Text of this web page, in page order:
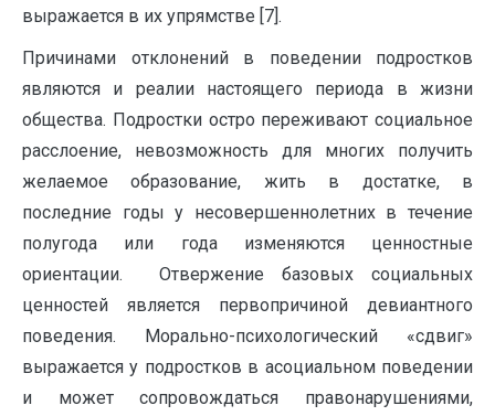
выражается в их упрямстве [7].
Причинами отклонений в поведении подростков
являются и реалии настоящего периода в жизни
общества. Подростки остро переживают социальное
расслоение, невозможность для многих получить
желаемое образование, жить в достатке, в
последние годы у несовершеннолетних в течение
полугода или года изменяются ценностные
ориентации. Отвержение базовых социальных
ценностей является первопричиной девиантного
поведения. Морально-психологический «сдвиг»
выражается у подростков в асоциальном поведении
и может сопровождаться правонарушениями,